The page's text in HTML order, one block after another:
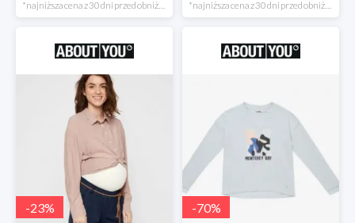
*najniższa cena z 30 dni przed obniżką *najniższa cena z 30 dni przed obniżką
-23% -70%